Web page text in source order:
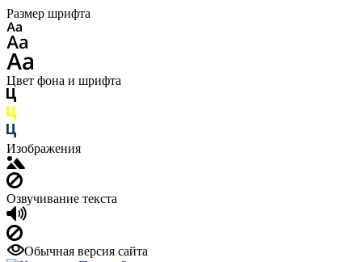
Размер шрифта
Цвет фона и шрифта
Изображения
Озвучивание текста
Обычная версия сайта